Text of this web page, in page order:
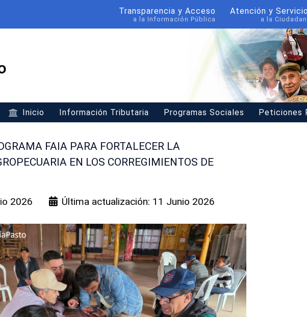
Transparencia y Acceso
a la Información Pública
Atención y
a la
Inicio Información Tributaria Programas Sociales Peticiones
FAIA PARA FORTALECER LA
EN LOS CORREGIMIENTOS DE
2026 Última actualización: 11 Junio 2026